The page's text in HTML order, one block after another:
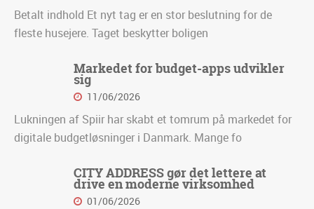
Betalt indhold Et nyt tag er en stor beslutning for de
fleste husejere. Taget beskytter boligen
Markedet for budget-apps udvikler
sig
11/06/2026
Lukningen af Spiir har skabt et tomrum på markedet for
digitale budgetløsninger i Danmark. Mange fo
CITY ADDRESS gør det lettere at
drive en moderne virksomhed
01/06/2026